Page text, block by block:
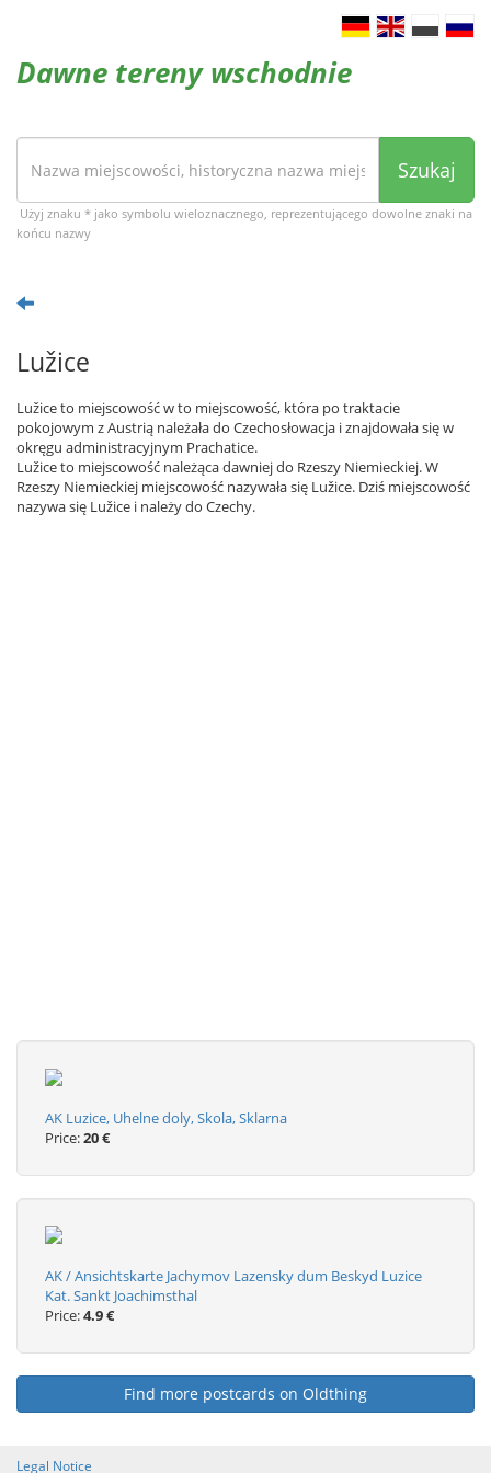
Dawne tereny wschodnie
Szukaj
Użyj znaku * jako symbolu wieloznacznego, reprezentującego dowolne znaki na
końcu nazwy
Lužice
Lužice to miejscowość w to miejscowość, która po traktacie
pokojowym z Austrią należała do Czechosłowacja i znajdowała się w
okręgu administracyjnym Prachatice.
Lužice to miejscowość należąca dawniej do Rzeszy Niemieckiej. W
Rzeszy Niemieckiej miejscowość nazywała się Lužice. Dziś miejscowość
nazywa się Lužice i należy do Czechy.
AK Luzice, Uhelne doly, Skola, Sklarna
Price:20 €
AK / Ansichtskarte Jachymov Lazensky dum Beskyd Luzice
Kat. Sankt Joachimsthal
Price:4.9 €
Find more postcards on Oldthing
Legal Notice